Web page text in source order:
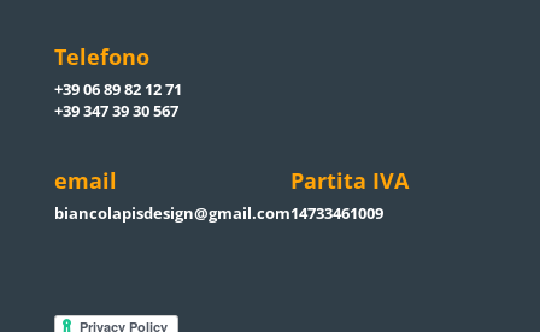
Telefono
+39 06 89 82 12 71
+39 347 39 30 567
email
biancolapisdesign@gmail.com
Partita IVA
14733461009